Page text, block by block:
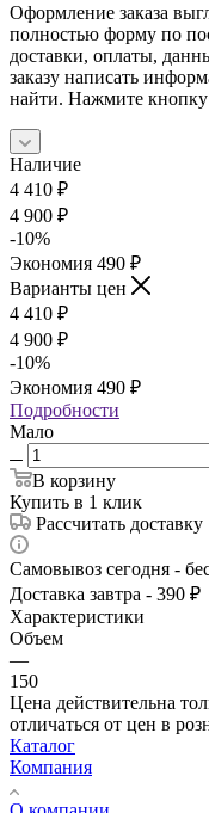
Оформление заказа
полностью форму по
доставки, оплаты,
заказу написать
найти. Нажмите
Наличие
4 410 ₽
4 900 ₽
-10%
Экономия 490 ₽
Варианты цен
4 410 ₽
4 900 ₽
-10%
Экономия 490 ₽
Подробности
Мало
В корзину
Купить в 1 клик
Рассчитать доставку
Самовывоз сегодня -
Доставка завтра - 390 ₽
Характеристики
Объем
—
150
Цена действительна
отличаться от цен в
Каталог
Компания